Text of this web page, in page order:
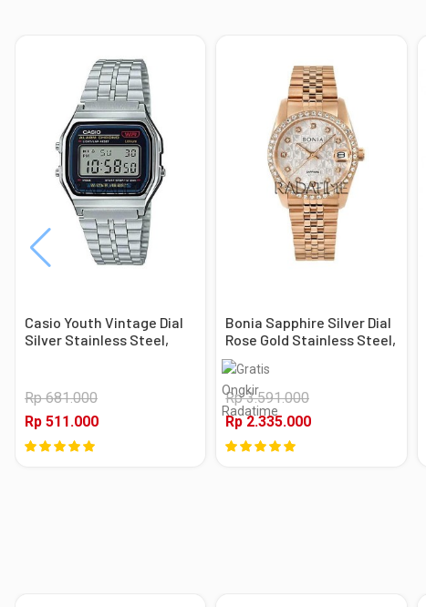
Casio Youth Vintage Dial
Silver Stainless Steel,
Rp 681.000
Rp 511.000
Bonia Sapphire Silver Dial
Rose Gold Stainless Steel,
Case Rose Gold
Rp 3.591.000
Rp 2.335.000